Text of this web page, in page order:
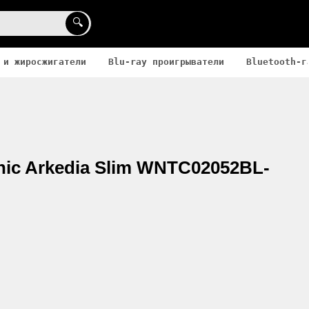
🔍
жиросжигатели Blu-ray проигрыватели Bluetooth-
Arkedia Slim WNTC02052BL-